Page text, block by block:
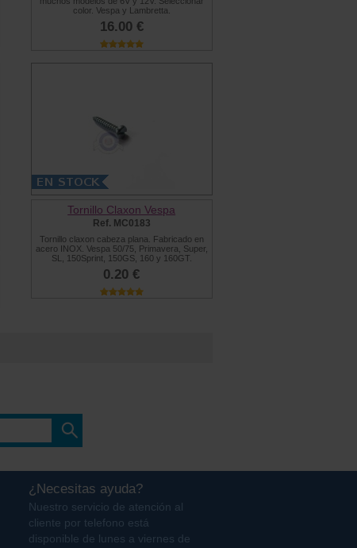
color. Vespa y Lambretta.
16.00 €
Tornillo Claxon Vespa
Ref. MC0183
Tornillo claxon cabeza plana. Fabricado en
acero INOX. Vespa 50/75, Primavera, Super,
SL, 150Sprint, 150GS, 160 y 160GT.
0.20 €
¿Necesitas ayuda?
Nuestro servicio de atención al
cliente por telefono está
disponible de lunes a viernes de